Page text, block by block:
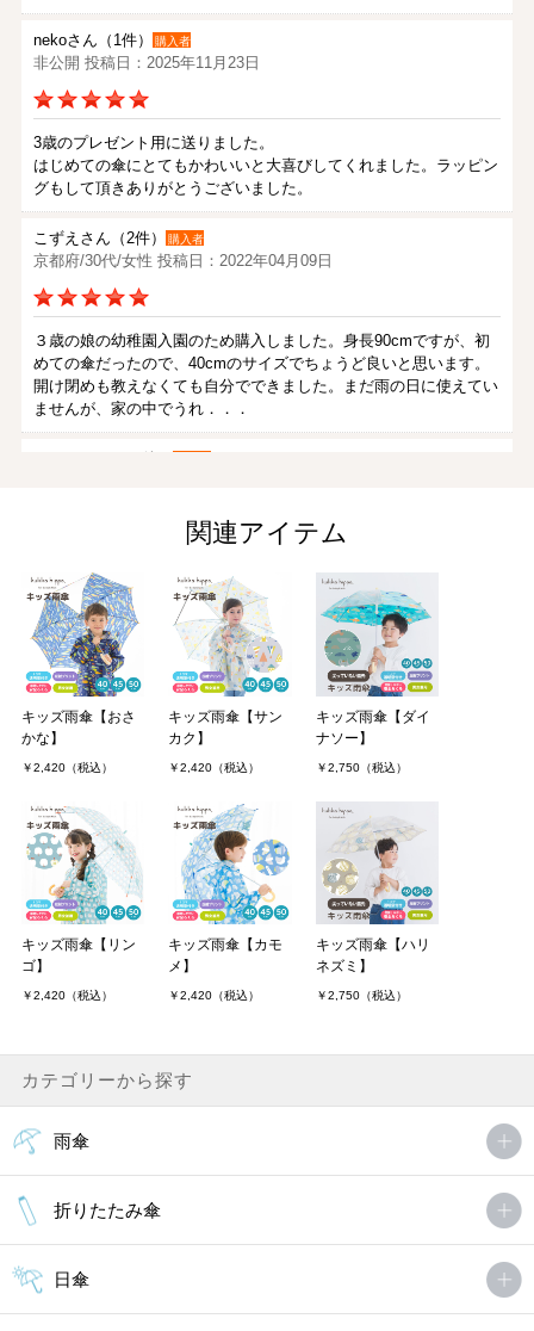
nekoさん（1件） 購入者
非公開 投稿日：2025年11月23日
3歳のプレゼント用に送りました。
はじめての傘にとてもかわいいと大喜びしてくれました。ラッピン
グもして頂きありがとうございました。
こずえさん（2件） 購入者
京都府/30代/女性 投稿日：2022年04月09日
３歳の娘の幼稚園入園のため購入しました。身長90cmですが、初
めての傘だったので、40cmのサイズでちょうど良いと思います。
開け閉めも教えなくても自分でできました。まだ雨の日に使えてい
ませんが、家の中でうれ．．．
勝手がいいです。大満足です。
りかさん（1件） 購入者
非公開 投稿日：2019年03月30日
とてもかわいいです。手開きのときに指を
挟まない工夫がとても気に入りました。初めて傘を持たせるのです
gennkikunさん
非公開 投稿日：2016年08月25日
ジャンプは危ないので手開きでOKでした。満足しています。
非公開 投稿日：2014年01月18日
どうぶつがいっぱいでとってもかわいいです！
hana466さん
非公開 投稿日：2013年06月03日
小夜子たんさん
非公開 投稿日：2013年04月25日
関連アイテム
キッズ雨傘【おさ
かな】
￥2,420（税込）
キッズ雨傘【サン
カク】
￥2,420（税込）
キッズ雨傘【ダイ
ナソー】
￥2,750（税込）
キッズ雨傘【リン
ゴ】
￥2,420（税込）
キッズ雨傘【カモ
メ】
￥2,420（税込）
キッズ雨傘【ハリ
ネズミ】
￥2,750（税込）
カテゴリーから探す
雨傘
折りたたみ傘
日傘